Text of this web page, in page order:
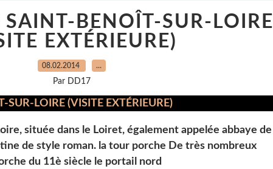
SAINT-BENOÎT-SUR-LOIRE
EXTÉRIEURE)
08.02.2014 …
Par DD17
située dans le Loiret, également appelée abbaye de
de style roman. la tour porche De très nombreux
du 11è siècle le portail nord